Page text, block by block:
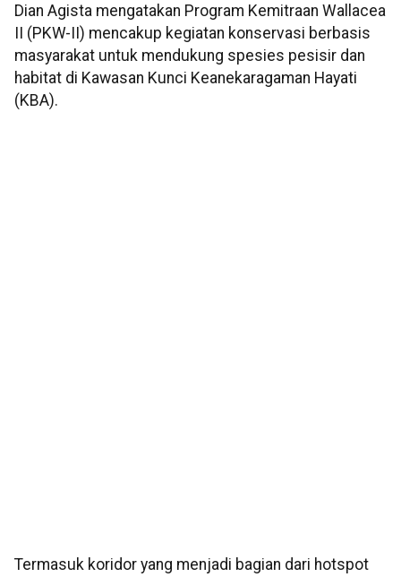
Dian Agista mengatakan Program Kemitraan Wallacea
II (PKW-II) mencakup kegiatan konservasi berbasis
masyarakat untuk mendukung spesies pesisir dan
habitat di Kawasan Kunci Keanekaragaman Hayati
(KBA).
Termasuk koridor yang menjadi bagian dari hotspot